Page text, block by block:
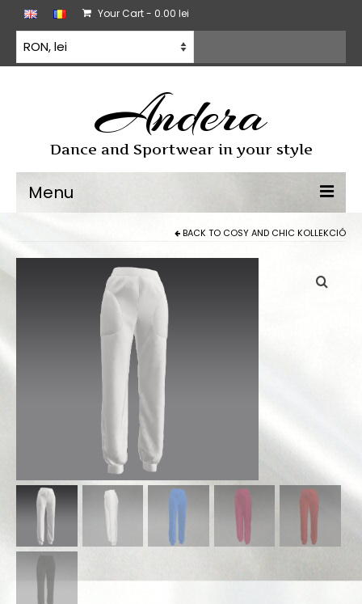
Your Cart- 0.00 lei
Andera
Dance and Sportwear in your style
Menu
Sporttánc
Sporttánc ruha
Gyakorló ruházat
Minden termék
Bodyk és toppok
Szoknyák
Nadrágok
Dancers kollekció
Egyéni megrendelések
Sportruházat
BACK TO COSY AND CHIC KOLLEKCIÓ